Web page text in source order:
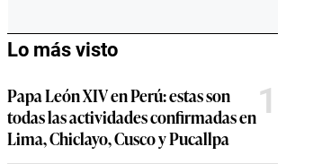
Lo más visto
Papa León XIV en Perú: estas son
todas las actividades confirmadas en
Lima, Chiclayo, Cusco y Pucallpa
1